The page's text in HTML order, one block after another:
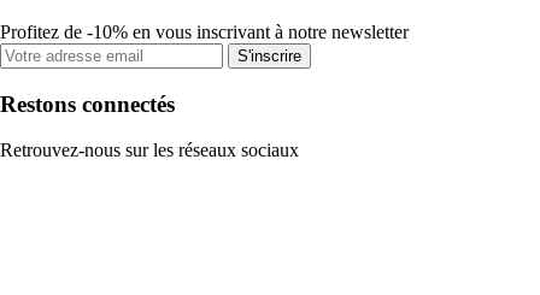
Profitez de -10% en vous inscrivant à notre newsletter
S'inscrire
Restons connectés
Retrouvez-nous sur les réseaux sociaux